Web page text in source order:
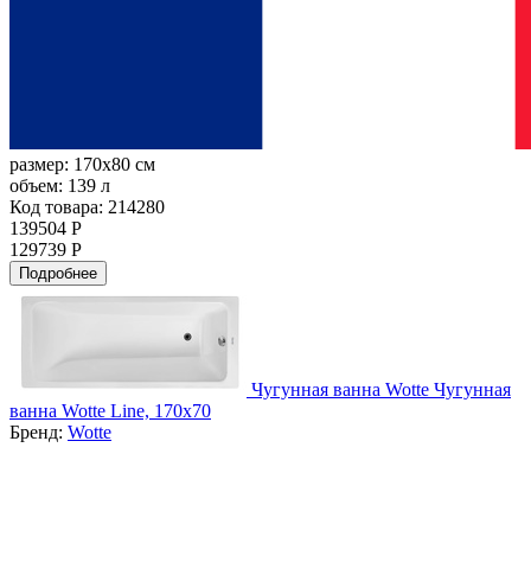
размер: 170x80 см
объем: 139 л
Код товара: 214280
139504 Р
129739 Р
Подробнее
Чугунная ванна Wotte Чугунная
ванна Wotte Line, 170x70
Бренд: Wotte